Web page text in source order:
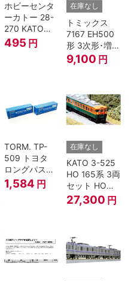
ホビーセンタ
ーカトー 28-
270 KATOナ
ックルカプラ
ー 黒 センタ
495 円
在庫なし
トミックス
7167 EH500
形 3次形･増備
型
9,100 円
TORM. TP-
509 トヨタ
ロングパスエ
クスプレス
U55A-39500
1,584 円
在庫なし
KATO 3-525
HO 165系 3両
セット HOゲ
ージ
27,300 円